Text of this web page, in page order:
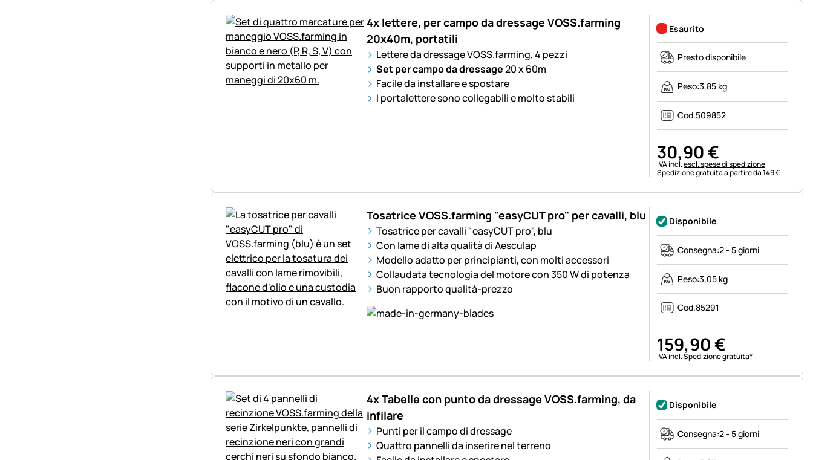
4x lettere, per campo da dressage VOSS.farming
20x40m, portatili
Lettere da dressage VOSS.farming, 4 pezzi
Set per campo da dressage20 x 60m
Facile da installare e spostare
I portalettere sono collegabili e molto stabili
Esaurito
Presto disponibile
Peso:3,85 kg
Cod.509852
30,90€
Informazioni fiscali:
IVA incl.escl. spese di spedizione
Spedizione gratuita a partire da 149 €
Tosatrice VOSS.farming "easyCUT pro" per cavalli, blu
Tosatrice per cavalli "easyCUT pro", blu
Con lame di alta qualità di Aesculap
Modello adatto per principianti, con molti accessori
Collaudata tecnologia del motore con 350 W di potenza
Buon rapporto qualità-prezzo
Disponibile
Consegna:2 - 5 giorni
Peso:3,05 kg
Cod.85291
159,90€
Informazioni fiscali:
IVA incl.Spedizione gratuita*
4x Tabelle con punto da dressage VOSS.farming, da
infilare
Punti per il campo di dressage
Quattro pannelli da inserire nel terreno
Disponibile
Consegna:2 - 5 giorni